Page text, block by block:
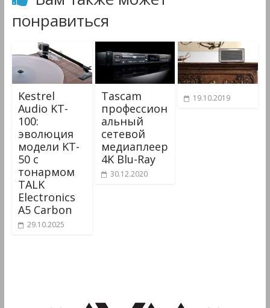
понравиться
Kestrel
Audio KT-
100:
эволюция
модели KT-
50 с
тонармом
TALK
Electronics
A5 Carbon
29.10.2025
Tascam
профессион
альный
сетевой
медиаплеер
4K Blu-Ray
30.12.2020
19.10.2019